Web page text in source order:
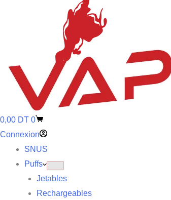
0,00 DT 0
Connexion
SNUS
Puffs
Jetables
Rechargeables